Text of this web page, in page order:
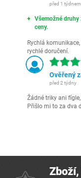
před 1 týdnem
Všemožné
ceny.
Rychlá
rychlé doručení.
Ověřený
před 2 týdny
Žádné triky ani
Přišlo mi to za dva